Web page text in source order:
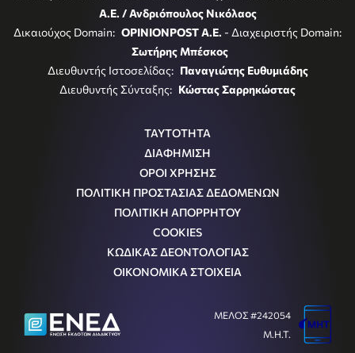
Α.Ε. / Ανδριόπουλος Νικόλαος
Δικαιούχος Domain: OPINIONPOST A.E. - Διαχειριστής Domain:
Σωτήρης Μπέσκος
Διευθυντής Ιστοσελίδας: Παναγιώτης Ευθυμιάδης
Διευθυντής Σύνταξης: Κώστας Σαρρηκώστας
ΤΑΥΤΟΤΗΤΑ
ΔΙΑΦΗΜΙΣΗ
ΟΡΟΙ ΧΡΗΣΗΣ
ΠΟΛΙΤΙΚΗ ΠΡΟΣΤΑΣΙΑΣ ΔΕΔΟΜΕΝΩΝ
ΠΟΛΙΤΙΚΗ ΑΠΟΡΡΗΤΟΥ
COOKIES
ΚΩΔΙΚΑΣ ΔΕΟΝΤΟΛΟΓΙΑΣ
ΟΙΚΟΝΟΜΙΚΑ ΣΤΟΙΧΕΙΑ
ΜΕΛΟΣ #242054
Μ.Η.Τ.